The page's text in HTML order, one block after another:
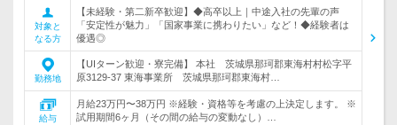
対象と
なる方
【未経験・第二新卒歓迎】◆高卒以上｜中途入社の先輩の声
「安定性が魅力」「国家事業に携わりたい」など！◆経験者は
優遇◎
勤務地
【UIターン歓迎・寮完備】 本社 茨城県那珂郡東海村村松字平
原3129-37 東海事業所 茨城県那珂郡東海村…
給与
月給23万円〜38万円 ※経験・資格等を考慮の上決定します。 ※
試用期間6ヶ月（その間の給与の変動なし）…